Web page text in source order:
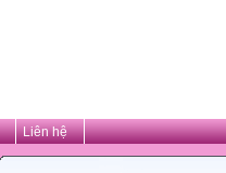
Liên hệ